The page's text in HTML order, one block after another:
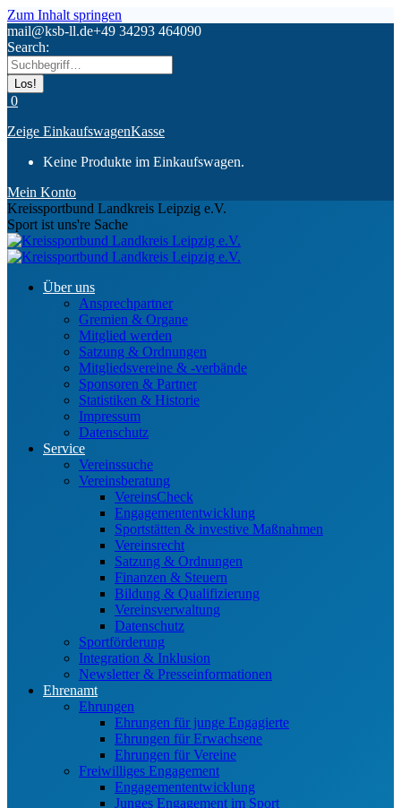
Zum Inhalt springen
mail@ksb-ll.de+49 34293 464090
Search:
0
Zeige EinkaufswagenKasse
Keine Produkte im Einkaufswagen.
Mein Konto
Kreissportbund Landkreis Leipzig e.V.
Sport ist uns're Sache
Über uns
Ansprechpartner
Gremien & Organe
Mitglied werden
Satzung & Ordnungen
Mitgliedsvereine & -verbände
Sponsoren & Partner
Statistiken & Historie
Impressum
Datenschutz
Service
Vereinssuche
Vereinsberatung
VereinsCheck
Engagemententwicklung
Sportstätten & investive Maßnahmen
Vereinsrecht
Satzung & Ordnungen
Finanzen & Steuern
Bildung & Qualifizierung
Vereinsverwaltung
Datenschutz
Sportförderung
Integration & Inklusion
Newsletter & Presseinformationen
Ehrenamt
Ehrungen
Ehrungen für junge Engagierte
Ehrungen für Erwachsene
Ehrungen für Vereine
Freiwilliges Engagement
Engagemententwicklung
Junges Engagement im Sport